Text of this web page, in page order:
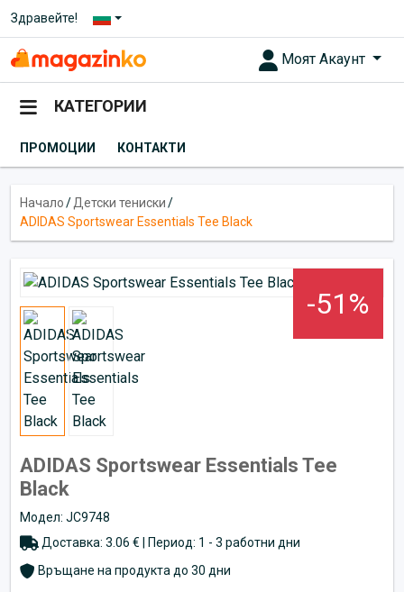
Здравейте!
Моят Акаунт
КАТЕГОРИИ
ПРОМОЦИИ КОНТАКТИ
Начало/Детски тениски/
ADIDAS Sportswear Essentials Tee Black
-51%
ADIDAS Sportswear Essentials Tee
Black
Модел: JC9748
Доставка: 3.06 € | Период: 1 - 3 работни дни
Връщане на продукта до 30 дни